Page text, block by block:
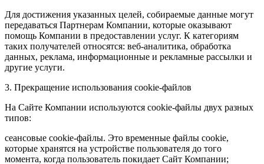
Для достижения указанных целей, собираемые данные могут
передаваться Партнерам Компании, которые оказывают
помощь Компании в предоставлении услуг. К категориям
таких получателей относятся: веб-аналитика, обработка
данных, реклама, информационные и рекламные рассылки и
другие услуги.
3. Прекращение использования cookie-файлов
На Сайте Компании используются cookie-файлы двух разных
типов:
сеансовые cookie-файлы. Это временные файлы cookie,
которые хранятся на устройстве пользователя до того
момента, когда пользователь покидает Сайт Компании;